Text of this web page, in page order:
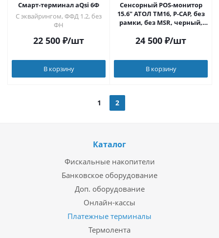
Смарт-терминал aQsi 6Ф
С эквайрингом, ФФД 1.2, без
ФН
22 500 ₽/шт
В корзину
Сенсорный POS-монитор
15.6" АТОЛ TM16, P-CAP, без
рамки, без MSR, черный,
24 500 ₽/шт
В корзину
1 2
Каталог
Фискальные накопители
Банковское оборудование
Доп. оборудование
Онлайн-кассы
Платежные терминалы
Термолента